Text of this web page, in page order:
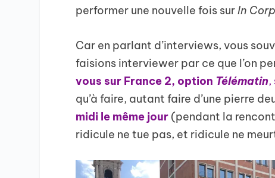
performer une nouvelle fois surIn
Car en parlant d’interviews, vous
faisions interviewer par ce que l’on
vous sur France 2, option Télématin,
qu’à faire, autant faire d’une pierre
midi le même jour (pendant la
ridicule ne tue pas, et ridicule ne